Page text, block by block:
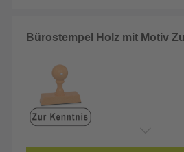
Bürostempel Holz mit Motiv